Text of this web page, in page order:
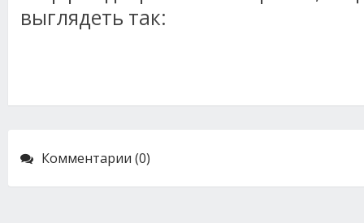
выглядеть так:
Комментарии (0)